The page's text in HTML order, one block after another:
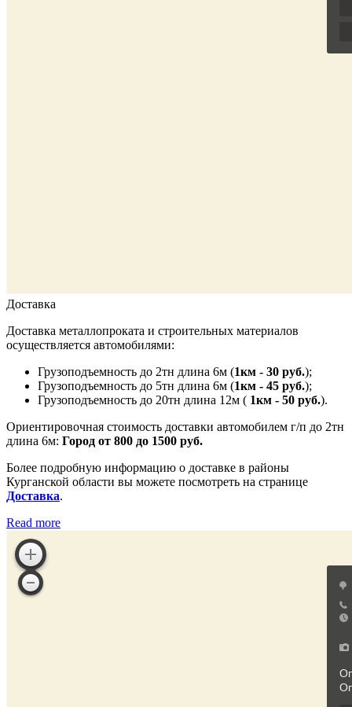
Доставка
Доставка металлопроката и строительных материалов
осуществляется автомобилями:
Грузоподъемность до 2тн длина 6м (1км - 30 руб.);
Грузоподъемность до 5тн длина 6м (1км - 45 руб.);
Грузоподъемность до 20тн длина 12м ( 1км - 50 руб.).
Ориентировочная стоимость доставки автомобилем г/п до 2тн
длина 6м: Город от 800 до 1500 руб.
Более подробную информацию о доставке в районы
Курганской области вы можете посмотреть на странице
Доставка.
Read more